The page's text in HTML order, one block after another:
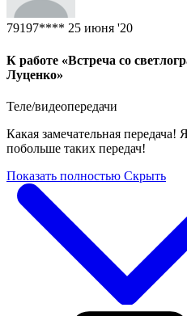
79197**** 25 июня '20
К работе «Встреча со
Луценко»
Теле/видеопередачи
Какая замечательная передача!
побольше таких передач!
Показать полностью Скрыть